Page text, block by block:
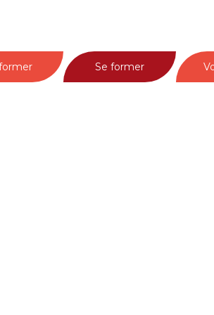
Se former